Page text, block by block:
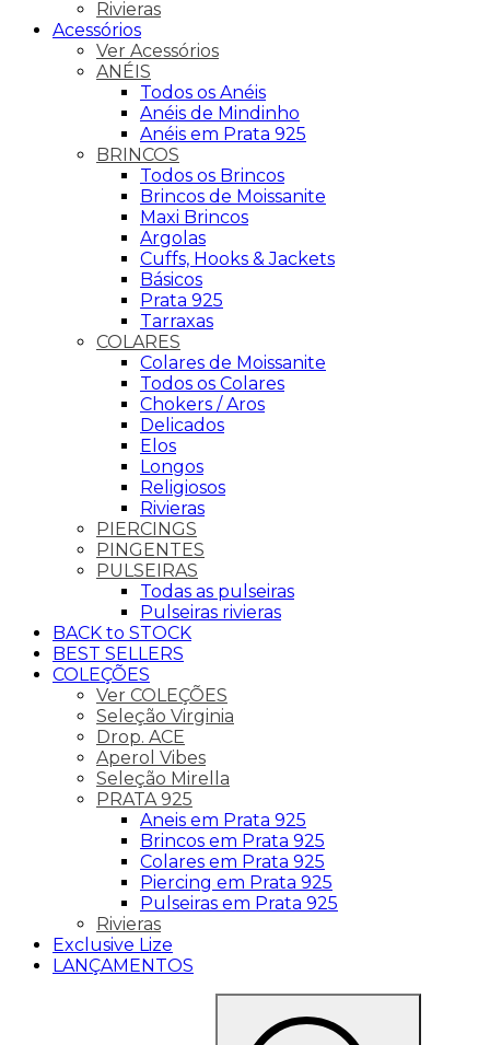
Rivieras
Acessórios
Ver Acessórios
ANÉIS
Todos os Anéis
Anéis de Mindinho
Anéis em Prata 925
BRINCOS
Todos os Brincos
Brincos de Moissanite
Maxi Brincos
Argolas
Cuffs, Hooks & Jackets
Básicos
Prata 925
Tarraxas
COLARES
Colares de Moissanite
Todos os Colares
Chokers / Aros
Delicados
Elos
Longos
Religiosos
Rivieras
PIERCINGS
PINGENTES
PULSEIRAS
Todas as pulseiras
Pulseiras rivieras
BACK to STOCK
BEST SELLERS
COLEÇÕES
Ver COLEÇÕES
Seleção Virginia
Drop. ACE
Aperol Vibes
Seleção Mirella
PRATA 925
Aneis em Prata 925
Brincos em Prata 925
Colares em Prata 925
Piercing em Prata 925
Pulseiras em Prata 925
Rivieras
Exclusive Lize
LANÇAMENTOS